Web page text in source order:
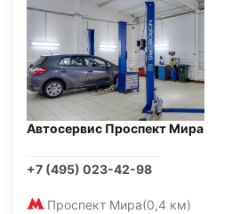
Автосервис Проспект Мира
+7 (495) 023-42-98
Проспект Мира(0,4 км)